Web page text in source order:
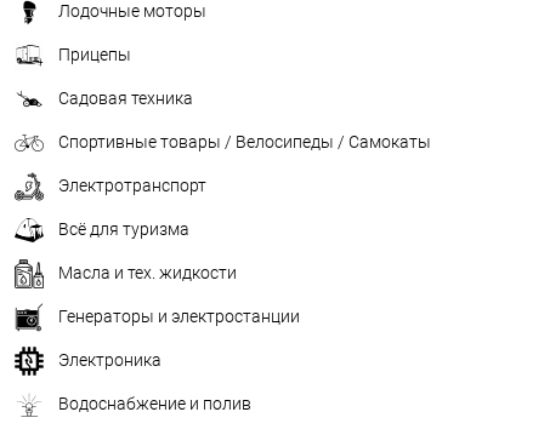
Лодочные моторы
Прицепы
Садовая техника
Спортивные товары / Велосипеды / Самокаты
Электротранспорт
Всё для туризма
Масла и тех. жидкости
Генераторы и электростанции
Электроника
Водоснабжение и полив